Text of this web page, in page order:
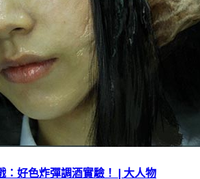
：好色炸彈調酒實驗！ | 大人物